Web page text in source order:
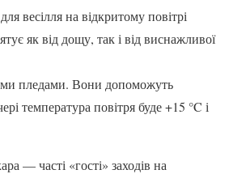
весілля на відкритому повітрі
як від дощу, так і від виснажливої
пледами. Вони допоможуть
температура повітря буде +15 °C і
— часті «гості» заходів на